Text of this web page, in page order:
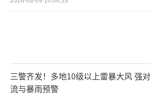
三警齐发！多地10级以上雷暴大风 强对
流与暴雨预警